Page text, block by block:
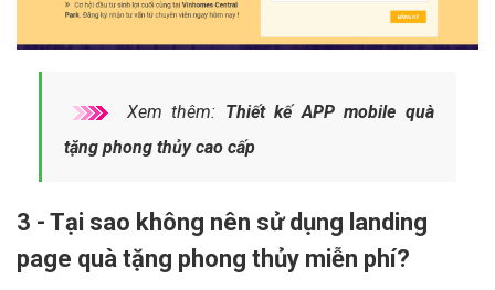
Xem thêm: Thiết kế APP mobile quà
tặng phong thủy cao cấp
3 - Tại sao không nên sử dụng landing
page quà tặng phong thủy miễn phí?